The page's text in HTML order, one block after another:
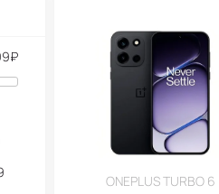
ONEPLUS TURBO 6